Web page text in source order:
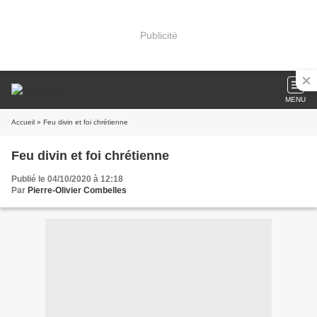
Publicité
MENU
Accueil » Feu divin et foi chrétienne
Feu divin et foi chrétienne
Publié le 04/10/2020 à 12:18
Par Pierre-Olivier Combelles